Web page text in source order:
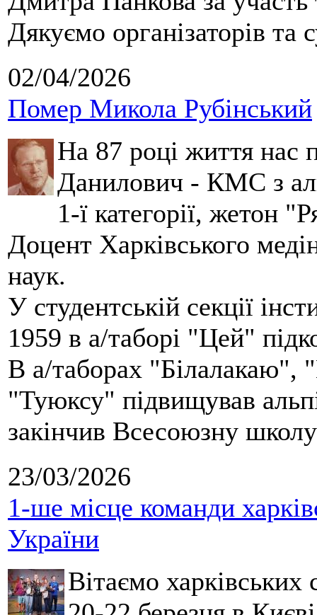
Дякуємо організаторів та
02/04/2026
Помер Микола Рубінський
На 87 році життя нас
Данилович - КМС з
1-ї категорії, жетон
Доцент Харківського
наук.
У студентській секції
1959 в а/таборі "Цей"
В а/таборах "Білалакаю",
"Туюксу" підвищував
закінчив Всесоюзну
23/03/2026
1-ше місце команди
України
Вітаємо